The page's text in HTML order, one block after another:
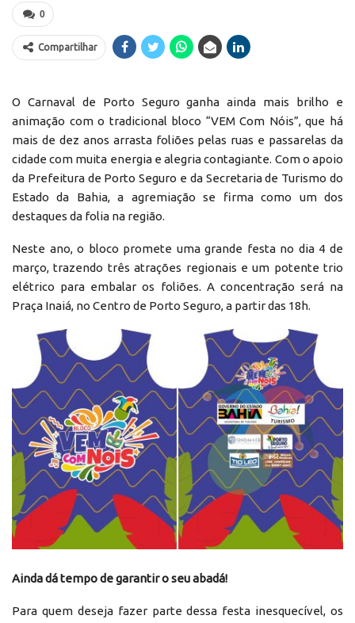
0
Compartilhar
O Carnaval de Porto Seguro ganha ainda mais brilho e
animação com o tradicional bloco “VEM Com Nóis”, que há
mais de dez anos arrasta foliões pelas ruas e passarelas da
cidade com muita energia e alegria contagiante. Com o apoio
da Prefeitura de Porto Seguro e da Secretaria de Turismo do
Estado da Bahia, a agremiação se firma como um dos
destaques da folia na região.
Neste ano, o bloco promete uma grande festa no dia 4 de
março, trazendo três atrações regionais e um potente trio
elétrico para embalar os foliões. A concentração será na
Praça Inaiá, no Centro de Porto Seguro, a partir das 18h.
Ainda dá tempo de garantir o seu abadá!
Para quem deseja fazer parte dessa festa inesquecível, os